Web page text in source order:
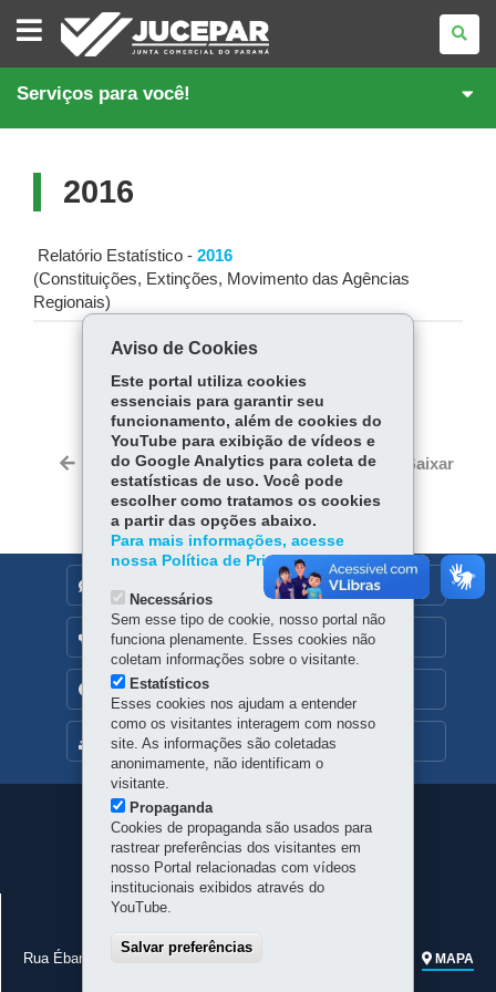
JUNTA
COMERCIAL
DO
PARANÁ
Serviços para você!
2016
Relatório Estatístico - 2016
(Constituições, Extinções, Movimento das Agências
Regionais)
Fa
ce
bo
ok
Tw
itt
er
ha
ts
Ap
p
Voltar Início Imprimir Baixar
MAPA DO SITE
OUVIDORIA
TRANSPARÊNCIA INSTITUCIONAL
Navegação
principal
JUNTA COMERCIAL DO PARANÁ
Rua Ébano Pereira, 309 - Centro-80410-240 MAPA
Aviso de Cookies
Este portal utiliza cookies
essenciais para garantir seu
funcionamento, além de cookies do
YouTube para exibição de vídeos e
do Google Analytics para coleta de
estatísticas de uso. Você pode
escolher como tratamos os cookies
a partir das opções abaixo.
Para mais informações, acesse
nossa Política de Privacidade.
Necessários
Sem esse tipo de cookie, nosso portal não
funciona plenamente. Esses cookies não
coletam informações sobre o visitante.
Estatísticos
Esses cookies nos ajudam a entender
como os visitantes interagem com nosso
site. As informações são coletadas
anonimamente, não identificam o
visitante.
Propaganda
Cookies de propaganda são usados para
rastrear preferências dos visitantes em
nosso Portal relacionadas com vídeos
institucionais exibidos através do
YouTube.
Salvar preferências